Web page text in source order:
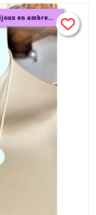
Collection élégante, tendance, moderne, de bijoux en ambre, pierre, perles.